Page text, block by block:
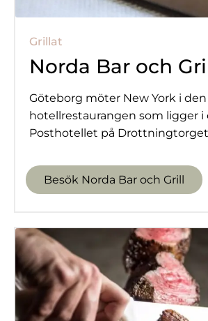
Grillat
Norda Bar och
Göteborg möter New York i
hotellrestaurangen som ligger i
Posthotellet på
Besök Norda Bar och Grill